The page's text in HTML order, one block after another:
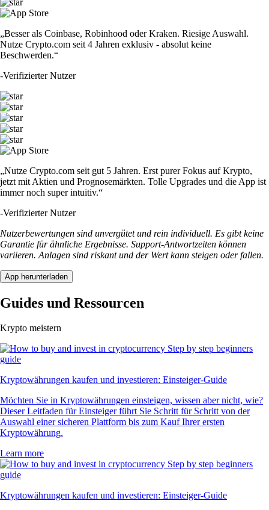
„Besser als Coinbase, Robinhood oder Kraken. Riesige Auswahl.
Nutze Crypto.com seit 4 Jahren exklusiv - absolut keine
Beschwerden.“
-Verifizierter Nutzer
„Nutze Crypto.com seit gut 5 Jahren. Erst purer Fokus auf Krypto,
jetzt mit Aktien und Prognosemärkten. Tolle Upgrades und die App ist
immer noch super intuitiv.“
-Verifizierter Nutzer
Nutzerbewertungen sind unvergütet und rein individuell. Es gibt keine
Garantie für ähnliche Ergebnisse. Support-Antwortzeiten können
variieren. Anlagen sind riskant und der Wert kann steigen oder fallen.
App herunterladen
Guides und Ressourcen
Krypto meistern
Kryptowährungen kaufen und investieren: Einsteiger-Guide
Möchten Sie in Kryptowährungen einsteigen, wissen aber nicht, wie?
Dieser Leitfaden für Einsteiger führt Sie Schritt für Schritt von der
Auswahl einer sicheren Plattform bis zum Kauf Ihrer ersten
Kryptowährung.
Learn more
Kryptowährungen kaufen und investieren: Einsteiger-Guide